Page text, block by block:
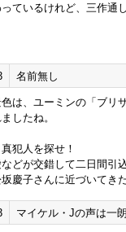
ているけれど、三作通
名前無し
は、ユーミンの「ブリ
したね。
犯人を探せ！
どが交錯して二日間引
慶子さんに近づいてき
マイケル・Jの声は一